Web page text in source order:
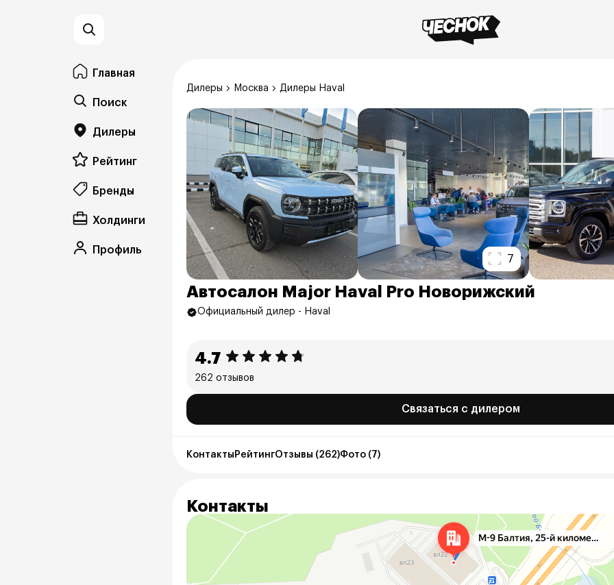
Главная
Поиск
Дилеры
Рейтинг
Бренды
Холдинги
Профиль
Дилеры Москва Дилеры Haval
7
Автосалон Major Haval Pro Новорижский
Официальный дилер - Haval
4.7
262 отзывов
Связаться с дилером
Контакты РейтингОтзывы (262)Фото (7)
Контакты